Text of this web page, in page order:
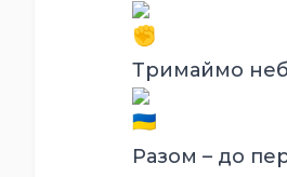
Тримаймо
Разом – до